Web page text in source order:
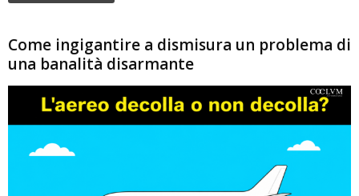
Come ingigantire a dismisura un problema di
una banalità disarmante